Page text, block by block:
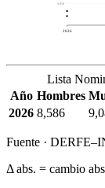
9,858
2026
Lista
Año Hombres
2026 8,586
Fuente ·
Δ abs. = cambio